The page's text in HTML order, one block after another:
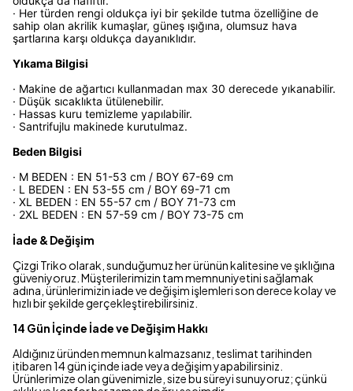
· Her türden rengi oldukça iyi bir şekilde tutma özelliğine de
sahip olan akrilik kumaşlar, güneş ışığına, olumsuz hava
şartlarına karşı oldukça dayanıklıdır.
Yıkama Bilgisi
· Makine de ağartıcı kullanmadan max 30 derecede yıkanabilir.
· Düşük sıcaklıkta ütülenebilir.
· Hassas kuru temizleme yapılabilir.
· Santrifujlu makinede kurutulmaz.
Beden Bilgisi
· M BEDEN : EN 51-53 cm / BOY 67-69 cm
· L BEDEN : EN 53-55 cm / BOY 69-71 cm
· XL BEDEN : EN 55-57 cm / BOY 71-73 cm
· 2XL BEDEN : EN 57-59 cm / BOY 73-75 cm
İade & Değişim
Çizgi Triko olarak, sunduğumuz her ürünün kalitesine ve şıklığına
güveniyoruz. Müşterilerimizin tam memnuniyetini sağlamak
adına, ürünlerimizin iade ve değişim işlemleri son derece kolay ve
hızlı bir şekilde gerçekleştirebilirsiniz.
14 Gün İçinde İade ve Değişim Hakkı
Aldığınız üründen memnun kalmazsanız, teslimat tarihinden
itibaren 14 gün içinde iade veya değişim yapabilirsiniz.
Ürünlerimize olan güvenimizle, size bu süreyi sunuyoruz; çünkü